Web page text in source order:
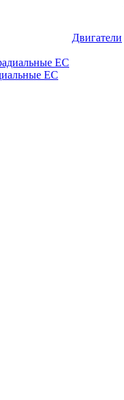
EC
Двигатели